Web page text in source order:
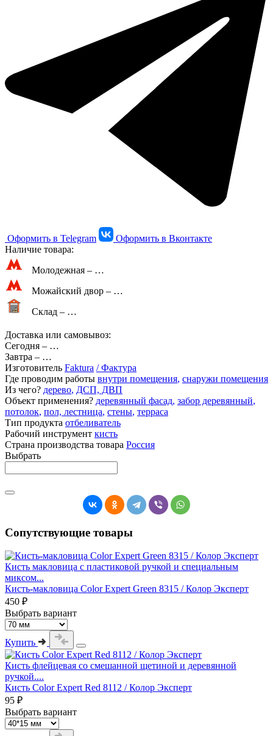
Оформить в Telegram
Оформить в Вконтакте
Наличие товара:
Молодежная – …
Можайский двор – …
Склад – …
Доставка или самовывоз:
Сегодня – …
Завтра – …
Изготовитель Faktura / Фактура
Где проводим работы внутри помещения, снаружи помещения
Из чего? дерево, ДСП, ДВП
Объект применения? деревянный фасад, забор деревянный,
потолок, пол, лестница, стены, терраса
Тип продукта отбеливатель
Рабочий инструмент кисть
Страна производства товара Россия
Выбрать
Сопутствующие товары
Кисть макловица с пластиковой ручкой и специальным
миксом...
Кисть-макловица Color Expert Green 8315 / Колор Эксперт
450 ₽
Выбрать вариант
Купить
Кисть флейцевая со смешанной щетиной и деревянной
ручкой....
Кисть Color Expert Red 8112 / Колор Эксперт
95 ₽
Выбрать вариант